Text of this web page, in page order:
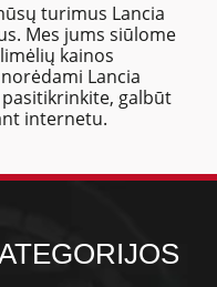
turimus Lancia
Mes jums siūlome
kainos
Lancia
galbūt
internetu.